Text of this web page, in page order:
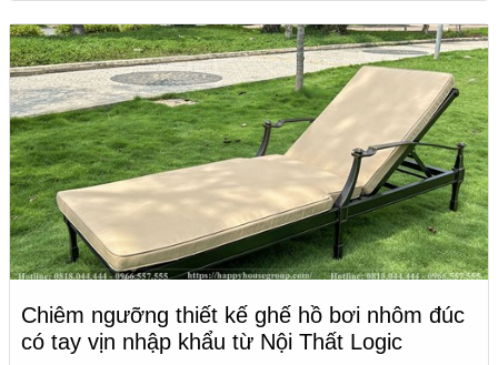
Chiêm ngưỡng thiết kế ghế hồ bơi nhôm đúc
có tay vịn nhập khẩu từ Nội Thất Logic